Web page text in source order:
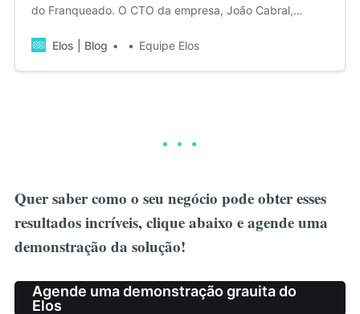
do Franqueado. O CTO da empresa, João Cabral,
parceria.Elos | Blog Equipe Elos
Quer saber como o seu negócio pode obter esses
resultados incríveis, clique abaixo e agende uma
demonstração da solução!
Agende uma demonstração grauita do
Elos